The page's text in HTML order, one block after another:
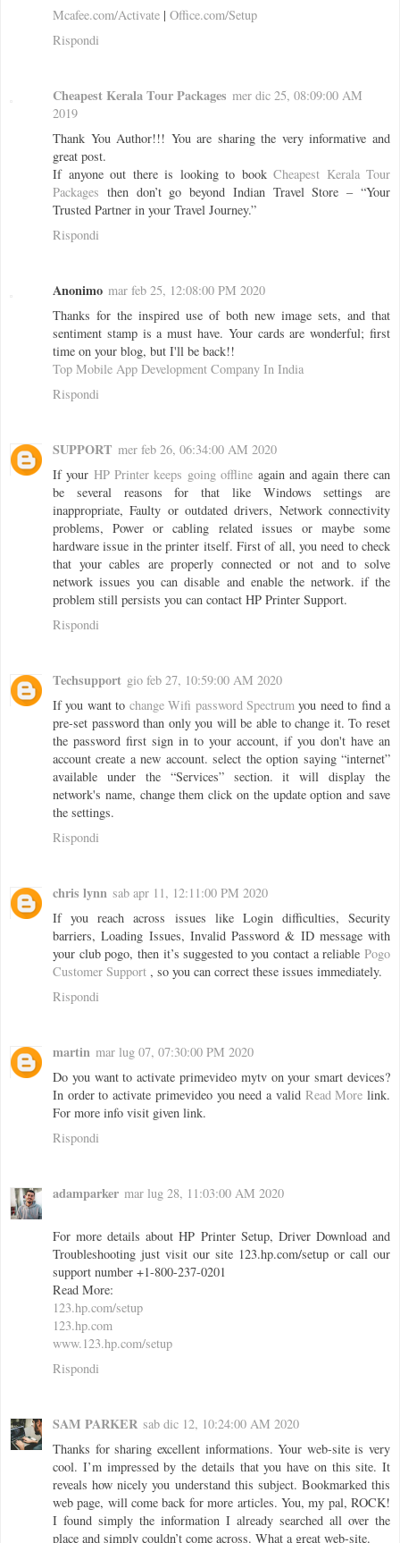
Mcafee.com/Activate | Office.com/Setup
Rispondi
Cheapest Kerala Tour Packages mer dic 25, 08:09:00 AM
2019
Thank You Author!!! You are sharing the very informative and
great post.
If anyone out there is looking to book Cheapest Kerala Tour
Packages then don’t go beyond Indian Travel Store – “Your
Trusted Partner in your Travel Journey.”
Rispondi
Anonimo mar feb 25, 12:08:00 PM 2020
Thanks for the inspired use of both new image sets, and that
sentiment stamp is a must have. Your cards are wonderful; first
time on your blog, but I'll be back!!
Top Mobile App Development Company In India
Rispondi
SUPPORT mer feb 26, 06:34:00 AM 2020
If your HP Printer keeps going offline again and again there can
be several reasons for that like Windows settings are
inappropriate, Faulty or outdated drivers, Network connectivity
problems, Power or cabling related issues or maybe some
hardware issue in the printer itself. First of all, you need to check
that your cables are properly connected or not and to solve
network issues you can disable and enable the network. if the
problem still persists you can contact HP Printer Support.
Rispondi
Techsupport gio feb 27, 10:59:00 AM 2020
If you want to change Wifi password Spectrumyou need to find a
pre-set password than only you will be able to change it. To reset
the password first sign in to your account, if you don't have an
account create a new account. select the option saying “internet”
available under the “Services” section. it will display the
network's name, change them click on the update option and save
the settings.
Rispondi
chris lynn sab apr 11, 12:11:00 PM 2020
If you reach across issues like Login difficulties, Security
barriers, Loading Issues, Invalid Password & ID message with
your club pogo, then it’s suggested to you contact a reliable Pogo
Customer Support , so you can correct these issues immediately.
Rispondi
martin mar lug 07, 07:30:00 PM 2020
Do you want to activate primevideo mytv on your smart devices?
In order to activate primevideo you need a valid Read More link.
For more info visit given link.
Rispondi
adamparker mar lug 28, 11:03:00 AM 2020
For more details about HP Printer Setup, Driver Download and
Troubleshooting just visit our site 123.hp.com/setup or call our
support number +1-800-237-0201
Read More:
123.hp.com/setup
123.hp.com
www.123.hp.com/setup
Rispondi
SAM PARKER sab dic 12, 10:24:00 AM 2020
Thanks for sharing excellent informations. Your web-site is very
cool. I’m impressed by the details that you have on this site. It
reveals how nicely you understand this subject. Bookmarked this
web page, will come back for more articles. You, my pal, ROCK!
I found simply the information I already searched all over the
place and simply couldn’t come across. What a great web-site.